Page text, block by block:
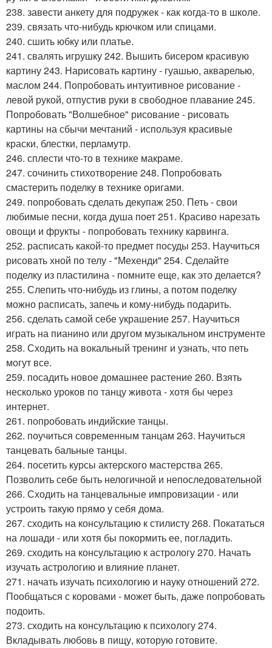
238. завести анкету для подружек - как когда-то в школе.
239. связать что-нибудь крючком или спицами.
240. сшить юбку или платье.
241. свалять игрушку 242. Вышить бисером красивую
картину 243. Нарисовать картину - гуашью, акварелью,
маслом 244. Попробовать интуитивное рисование -
левой рукой, отпустив руки в свободное плавание 245.
Попробовать "Волшебное" рисование - рисовать
картины на сбычи мечтаний - используя красивые
краски, блестки, перламутр.
246. сплести что-то в технике макраме.
247. сочинить стихотворение 248. Попробовать
смастерить поделку в технике оригами.
249. попробовать сделать декупаж 250. Петь - свои
любимые песни, когда душа поет 251. Красиво нарезать
овощи и фрукты - попробовать технику карвинга.
252. расписать какой-то предмет посуды 253. Научиться
рисовать хной по телу - "Мехенди" 254. Сделайте
поделку из пластилина - помните еще, как это делается?
255. Слепить что-нибудь из глины, а потом поделку
можно расписать, запечь и кому-нибудь подарить.
256. сделать самой себе украшение 257. Научиться
играть на пианино или другом музыкальном инструменте
258. Сходить на вокальный тренинг и узнать, что петь
могут все.
259. посадить новое домашнее растение 260. Взять
несколько уроков по танцу живота - хотя бы через
интернет.
261. попробовать индийские танцы.
262. поучиться современным танцам 263. Научиться
танцевать бальные танцы.
264. посетить курсы актерского мастерства 265.
Позволить себе быть нелогичной и непоследовательной
266. Сходить на танцевальные импровизации - или
устроить такую прямо у себя дома.
267. сходить на консультацию к стилисту 268. Покататься
на лошади - или хотя бы покормить ее, погладить.
269. сходить на консультацию к астрологу 270. Начать
изучать астрологию и влияние планет.
271. начать изучать психологию и науку отношений 272.
Пообщаться с коровами - может быть, даже попробовать
подоить.
273. сходить на консультацию к психологу 274.
Вкладывать любовь в пищу, которую готовите.